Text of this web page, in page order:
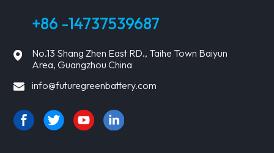
+86 -14737539687
No.13 Shang Zhen East RD., Taihe Town Baiyun
Area, Guangzhou China
info@futuregreenbattery.com